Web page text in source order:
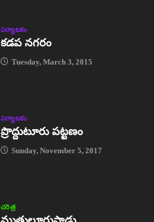
పర్యాటకం
కడప నగరం
Tuesday, March 3, 2015
పర్యాటకం
ప్రొద్దుటూరు పట్టణం
Sunday, November 5, 2017
చరిత్ర